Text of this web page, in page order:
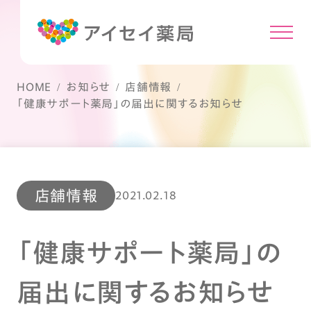
HOME お知らせ
店舗情報
「健康サポート薬局」の届出に関するお知らせ
店舗情報 2021.02.18
「健康サポート薬局」の
届出に関するお知らせ